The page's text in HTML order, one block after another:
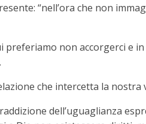
“nell’ora che non
non accorgerci e
che intercetta la nostra
dell’uguaglianza